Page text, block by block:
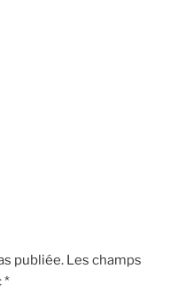
publiée. Les champs
*